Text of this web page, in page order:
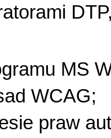
MS
WCAG;
praw